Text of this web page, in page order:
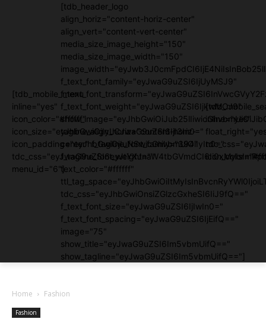
[tdb_mobile_menu
inline="yes"
icon_color="#ffffff"
icon_size="eyJhbGwiOjIyLCJwaG9uZSI6IjI3In0="
icon_padding="eyJhbGwiOjIuNSwicGhvbmUiOiIyIn0="
menu_id="6"]
[tdb_header_logo
align_horiz="content-horiz-center"
align_vert="content-vert-center"
media_size_image_height="150"
media_size_image_width="150"
f_text_font_family="eyJwaG9uZSI6IjUyMSJ9"
f_text_font_weight="eyJwaG9uZSI6IjkwMCJ9"
tagline_align_horiz="content-horiz-
center" f_tagline_font_family="394"
f_tagline_font_weight=""
text_color="#ffffff"
tdc_css="eyJhbGwiOnsiZGlzcGxheSI6IiJ9fQ=="
f_text_font_size="eyJwaG9uZSI6IjIwIn0="
f_text_font_spacing="eyJwaG9uZSI6IjEifQ=="
image="75"
show_title="eyJwaG9uZSI6Im5vbmUifQ=="
show_tagline="eyJwaG9uZSI6Im5vbmUifQ=="]
inline="yes"
Home Fashion
Fashion